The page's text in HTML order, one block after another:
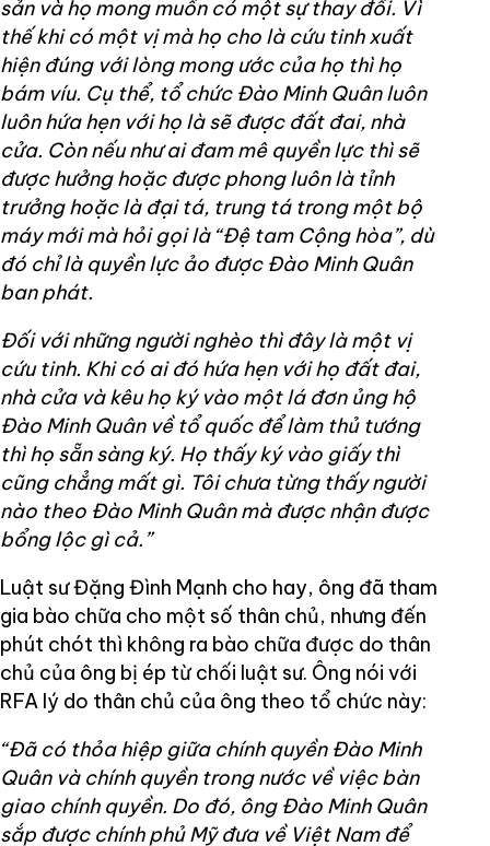
sản và họ mong muốn có một sự thay đổi. Vì
thế khi có một vị mà họ cho là cứu tinh xuất
hiện đúng với lòng mong ước của họ thì họ
bám víu. Cụ thể, tổ chức Đào Minh Quân luôn
luôn hứa hẹn với họ là sẽ được đất đai, nhà
cửa. Còn nếu như ai đam mê quyền lực thì sẽ
được hưởng hoặc được phong luôn là tỉnh
trưởng hoặc là đại tá, trung tá trong một bộ
máy mới mà hỏi gọi là “Đệ tam Cộng hòa”, dù
đó chỉ là quyền lực ảo được Đào Minh Quân
ban phát.
Đối với những người nghèo thì đây là một vị
cứu tinh. Khi có ai đó hứa hẹn với họ đất đai,
nhà cửa và kêu họ ký vào một lá đơn ủng hộ
Đào Minh Quân về tổ quốc để làm thủ tướng
thì họ sẵn sàng ký. Họ thấy ký vào giấy thì
cũng chẳng mất gì. Tôi chưa từng thấy người
nào theo Đào Minh Quân mà được nhận được
bổng lộc gì cả.”
Luật sư Đặng Đình Mạnh cho hay, ông đã tham
gia bào chữa cho một số thân chủ, nhưng đến
phút chót thì không ra bào chữa được do thân
chủ của ông bị ép từ chối luật sư. Ông nói với
RFA lý do thân chủ của ông theo tổ chức này:
“Đã có thỏa hiệp giữa chính quyền Đào Minh
Quân và chính quyền trong nước về việc bàn
giao chính quyền. Do đó, ông Đào Minh Quân
sắp được chính phủ Mỹ đưa về Việt Nam để